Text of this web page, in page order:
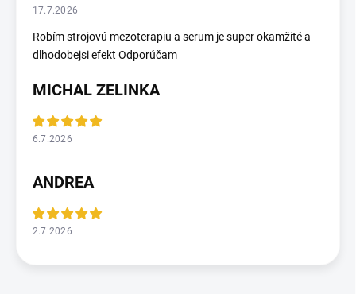
17.7.2026
Robím strojovú mezoterapiu a serum je super okamžité a
dlhodobejsi efekt Odporúčam
MICHAL ZELINKA
6.7.2026
ANDREA
2.7.2026